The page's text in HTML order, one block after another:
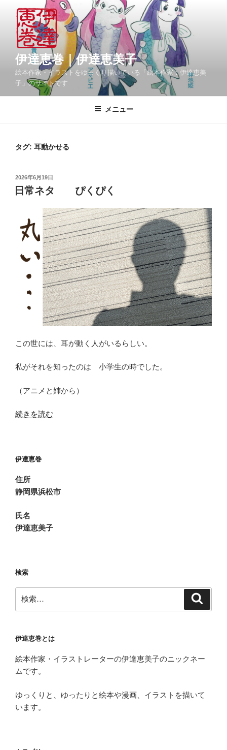
伊達恵巻｜伊達恵美子
絵本作家・イラストをゆっくり描いている「絵本作家：伊達恵美
子」のサイトです
メニュー
タグ: 耳動かせる
投
稿
日:
2026年6月19日
日常ネタ ぴくぴく
この世には、耳が動く人がいるらしい。
私がそれを知ったのは 小学生の時でした。
（アニメと姉から）
“日
ぴ
く
ぴ
の
続きを読む
伊達恵巻
住所
静岡県浜松市
氏名
伊達恵美子
検索
索:
伊達恵巻とは
絵本作家・イラストレーターの伊達恵美子のニックネー
ムです。
ゆっくりと、ゆったりと絵本や漫画、イラストを描いて
います。